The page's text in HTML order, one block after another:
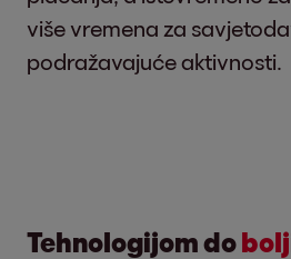
više vremena za
podražavajuće aktivnosti.
Tehnologijom do